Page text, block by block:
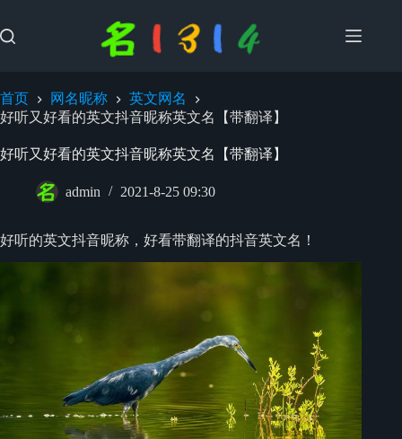
过
内
首页 网名昵称
英文网名
好听又好看的英文抖音昵称英文名【带翻译】
好听又好看的英文抖音昵称英文名【带翻译】
admin 2021-8-25 09:30
好听的英文抖音昵称，好看带翻译的抖音英文名！